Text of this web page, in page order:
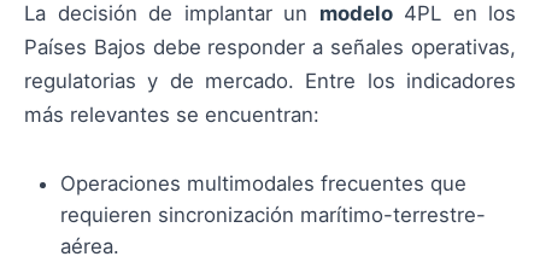
La decisión de implantar un modelo4PL en los
Países Bajos debe responder a señales operativas,
regulatorias y de mercado. Entre los indicadores
más relevantes se encuentran:
Operaciones multimodales frecuentes que
requieren sincronización marítimo-terrestre-
aérea.